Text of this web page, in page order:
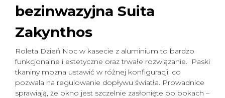
bezinwazyjna Suita
Zakynthos
Roleta Dzień Noc w kasecie z aluminium to bardzo
funkcjonalne i estetyczne oraz trwałe rozwiązanie. Paski
tkaniny mozna ustawić w różnej konfiguracji, co
pozwala na regulowanie dopływu światła. Prowadnice
sprawiają, że okno jest szczelnie zasłonięte po bokach –